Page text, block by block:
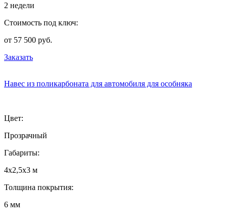
2 недели
Стоимость под ключ:
от 57 500 руб.
Заказать
Навес из поликарбоната для автомобиля для особняка
Цвет:
Прозрачный
Габариты:
4х2,5х3 м
Толщина покрытия:
6 мм